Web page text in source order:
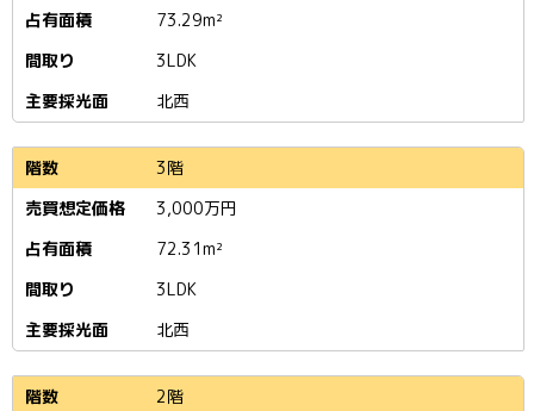
73.29m²
3LDK
北西
3階
3,000万円
72.31m²
3LDK
北西
2階